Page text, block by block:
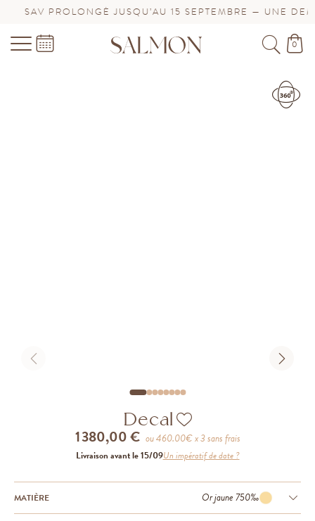
JUSQU’AU 15 SEPTEMBRE — UNE DEMANDE DE
0
Decal
1 380,00 € ou460.00€ x 3 sans frais
Livraison avant le 15/09Un impératif de date ?
MATIÈRE Or jaune 750‰